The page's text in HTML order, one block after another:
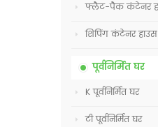
फ्लैट-पैक कंटेनर
शिपिंग कंटेनर हाउस
पूर्वनिर्मित घर
K पूर्वनिर्मित घर
टी पूर्वनिर्मित घर